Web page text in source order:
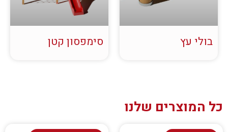
בולי עץ סימפסון קטן
כל המוצרים שלנו